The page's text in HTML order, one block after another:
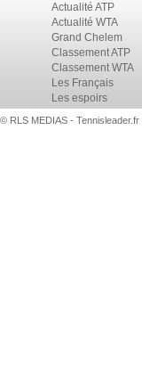
Actualité ATP
Actualité WTA
Grand Chelem
Classement ATP
Classement WTA
Les Français
Les espoirs
© RLS MEDIAS - Tennisleader.fr